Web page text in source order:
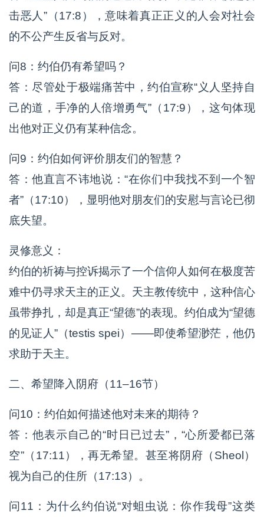
击恶人”（17:8），意味着真正正义的人会对社会
的不公产生反省与反对。
问8：约伯仍有希望吗？
答：尽管处于极端痛苦中，约伯宣称“义人坚持自
己的道，手净的人倍增勇气”（17:9），这句体现
出他对正义仍有某种信念。
问9：约伯如何评价朋友们的智慧？
答：他直言不讳地说：“在你们中我找不到一个智
者”（17:10），显明他对朋友们的安慰与言论已彻
底失望。
灵修意义：
约伯的祈祷与控诉揭示了一个信仰人如何在极度苦
难中仍寻求天主的正义。天主教传统中，这种信心
虽带挣扎，却是真正“望德”的表现。约伯成为“望德
的见证人”（testis spei）——即使希望渺茫，他仍
求助于天主。
二、希望降入阴府（11–16节）
问10：约伯如何描述他对未来的期待？
答：他表示自己的“时日已过去”，“心所爱都已落
空”（17:11），再无希望。甚至将阴府（Sheol）
视为自己的住所（17:13）。
问11：为什么约伯说“对蛆虫说：你作我母”这类